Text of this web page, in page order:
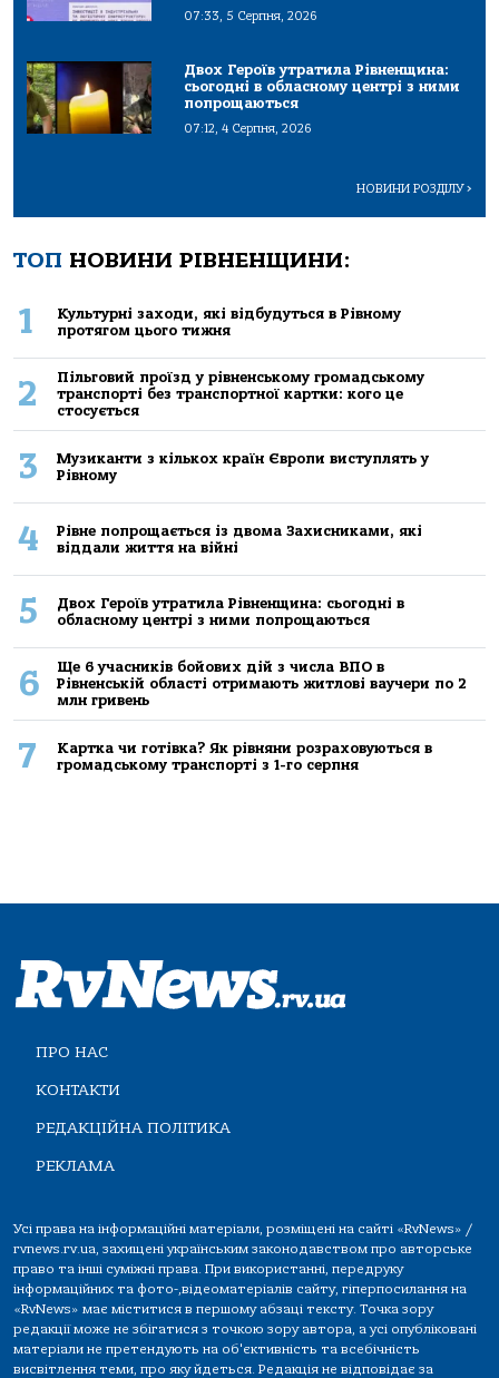
07:33, 5 Серпня, 2026
Двох Героїв утратила Рівненщина:
сьогодні в обласному центрі з ними
попрощаються
07:12, 4 Серпня, 2026
НОВИНИ РОЗДІЛУ>
ТОП НОВИНИ РІВНЕНЩИНИ:
1
Культурні заходи, які відбудуться в Рівному
протягом цього тижня
2
Пільговий проїзд у рівненському громадському
транспорті без транспортної картки: кого це
стосується
3
Музиканти з кількох країн Європи виступлять у
Рівному
4
Рівне попрощається із двома Захисниками, які
віддали життя на війні
5
Двох Героїв утратила Рівненщина: сьогодні в
обласному центрі з ними попрощаються
6
Ще 6 учасників бойових дій з числа ВПО в
Рівненській області отримають житлові ваучери по 2
млн гривень
7
Картка чи готівка? Як рівняни розраховуються в
громадському транспорті з 1-го серпня
ПРО НАС
КОНТАКТИ
РЕДАКЦІЙНА ПОЛІТИКА
РЕКЛАМА
Усі права на інформаційні матеріали, розміщені на сайті «RvNews» /
rvnews.rv.ua, захищені українським законодавством про авторське
право та інші суміжні права. При використанні, передруку
інформаційних та фото-,відеоматеріалів сайту, гіперпосилання на
«RvNews» має міститися в першому абзаці тексту. Точка зору
редакції може не збігатися з точкою зору автора, а усі опубліковані
матеріали не претендують на об'єктивність та всебічність
висвітлення теми, про яку йдеться. Редакція не відповідає за